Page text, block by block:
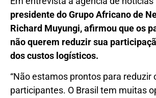
presidente do Grupo Africano de
Richard Muyungi, afirmou que os
não querem reduzir sua
dos custos logísticos.
“Não estamos prontos para reduzir
participantes. O Brasil tem muitas